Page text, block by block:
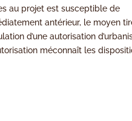
au projet est susceptible de
antérieur, le moyen
d’une autorisation
méconnaît les